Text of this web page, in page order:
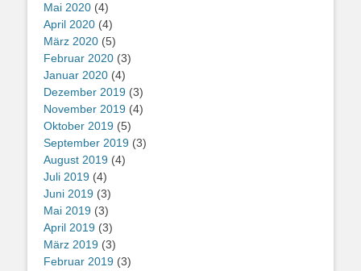
Mai 2020 (4)
April 2020 (4)
März 2020 (5)
Februar 2020 (3)
Januar 2020 (4)
Dezember 2019 (3)
November 2019 (4)
Oktober 2019 (5)
September 2019 (3)
August 2019 (4)
Juli 2019 (4)
Juni 2019 (3)
Mai 2019 (3)
April 2019 (3)
März 2019 (3)
Februar 2019 (3)